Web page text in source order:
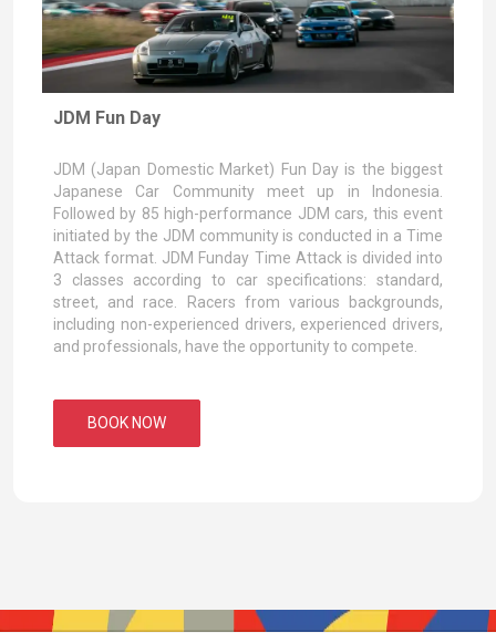
JDM Fun Day
JDM (Japan Domestic Market) Fun Day is the biggest
Japanese Car Community meet up in Indonesia.
Followed by 85 high-performance JDM cars, this event
initiated by the JDM community is conducted in a Time
Attack format. JDM Funday Time Attack is divided into
3 classes according to car specifications: standard,
street, and race. Racers from various backgrounds,
including non-experienced drivers, experienced drivers,
and professionals, have the opportunity to compete.
BOOK NOW